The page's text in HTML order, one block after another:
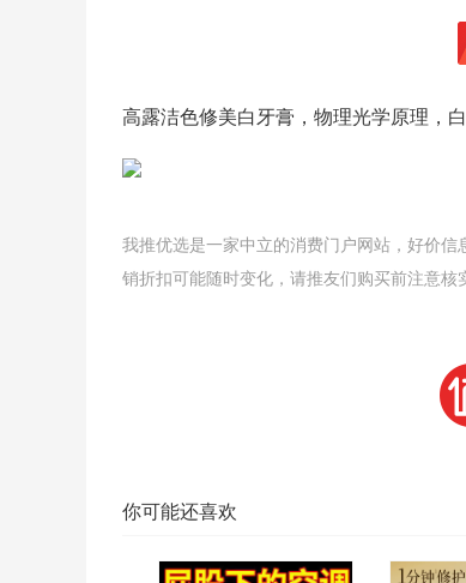
高露洁色修美白牙膏，物理光学原理，
我推优选是一家中立的消费门户网站，好价
销折扣可能随时变化，请推友们购买前注意核
你可能还喜欢